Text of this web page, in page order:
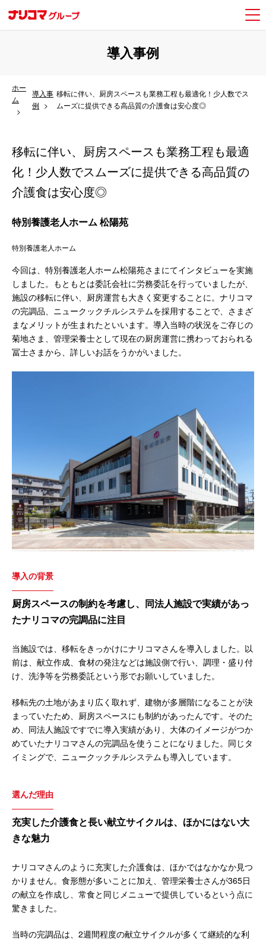
導入事例
ホー
ム
導入事
例
移転に伴い、厨房スペースも業務工程も最適化！少人数でス
ムーズに提供できる高品質の介護食は安心度◎
移転に伴い、厨房スペースも業務工程も最適
化！少人数でスムーズに提供できる高品質の
介護食は安心度◎
特別養護老人ホーム 松陽苑
特別養護老人ホーム
今回は、特別養護老人ホーム松陽苑さまにてインタビューを実施
しました。もともとは委託会社に労務委託を行っていましたが、
施設の移転に伴い、厨房運営も大きく変更することに。ナリコマ
の完調品、ニュークックチルシステムを採用することで、さまざ
まなメリットが生まれたといいます。導入当時の状況をご存じの
菊地さま、管理栄養士として現在の厨房運営に携わっておられる
冨士さまから、詳しいお話をうかがいました。
導入の背景
厨房スペースの制約を考慮し、同法人施設で実績があっ
たナリコマの完調品に注目
当施設では、移転をきっかけにナリコマさんを導入しました。以
前は、献立作成、食材の発注などは施設側で行い、調理・盛り付
け、洗浄等を労務委託という形でお願いしていました。
移転先の土地があまり広く取れず、建物が多層階になることが決
まっていたため、厨房スペースにも制約があったんです。そのた
め、同法人施設ですでに導入実績があり、大体のイメージがつか
めていたナリコマさんの完調品を使うことになりました。同じタ
イミングで、ニュークックチルシステムも導入しています。
選んだ理由
充実した介護食と長い献立サイクルは、ほかにはない大
きな魅力
ナリコマさんのように充実した介護食は、ほかではなかなか見つ
かりません。食形態が多いことに加え、管理栄養士さんが365日
の献立を作成し、常食と同じメニューで提供しているという点に
驚きました。
当時の完調品は、2週間程度の献立サイクルが多くて継続的な利